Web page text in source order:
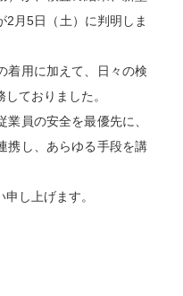
2月5日（土）に判明しま
着用に加えて、日々の検
ておりました。
員の安全を最優先に、
携し、あらゆる手段を講
し上げます。